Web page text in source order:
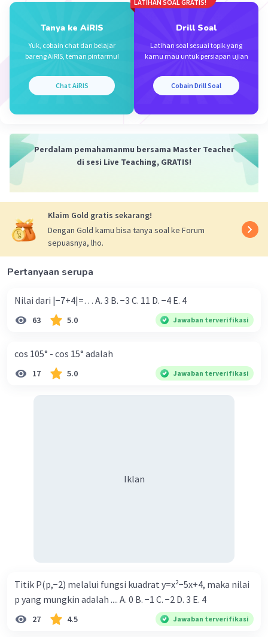
AM = MG
= √(8² + 4²)
= √80
= 4√5
AX = 1/2 AG = 1/2 (8√3) = 4√3 cm
= √(80 - 48)
= √32
Tanya ke AiRIS
Yuk, cobain chat dan belajar
bareng AiRIS, teman pintarmu!
Chat AiRIS
LATIHAN SOAL GRATIS!
Drill Soal
Latihan soal sesuai topik yang
kamu mau untuk persiapan ujian
Cobain Drill Soal
Perdalam pemahamanmu bersama Master Teacher
di sesi Live Teaching, GRATIS!
Klaim Gold gratis sekarang!
Dengan Gold kamu bisa tanya soal ke Forum
sepuasnya, lho.
Pertanyaan serupa
Nilai dari |−7+4|=… A. 3 B. −3 C. 11 D. −4 E. 4
63 5.0 Jawaban terverifikasi
cos 105° - cos 15° adalah
17 5.0 Jawaban terverifikasi
Iklan
Titik P(p,−2) melalui fungsi kuadrat y=x²−5x+4, maka nilai
p yang mungkin adalah .... A. 0 B. −1 C. −2 D. 3 E. 4
27 4.5 Jawaban terverifikasi